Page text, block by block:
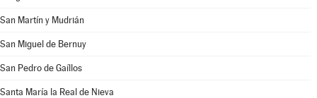
San Martín y Mudrián
San Miguel de Bernuy
San Pedro de Gaíllos
Santa María la Real de Nieva